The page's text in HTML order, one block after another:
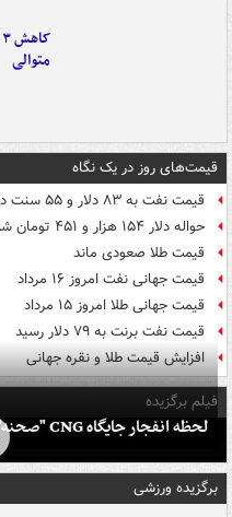
متوالی
قیمت‌های روز در یک نگاه
قیمت نفت به ۸۳ دلار و ۵۵ سنت در هر بشکه رسید
حواله دلار ۱۵۴ هزار و ۴۵۱ تومان شد
قیمت طلا صعودی ماند
قیمت جهانی نفت امروز ۱۶ مرداد
قیمت جهانی طلا امروز ۱۵ مرداد
قیمت نفت برنت به ۷۹ دلار رسید
افزایش قیمت طلا و نقره جهانی
فیلم برگزیده
لحظه انفجار جایگاه CNG "صحنه" در دوربین مداربسته
برگزیده ورزشی